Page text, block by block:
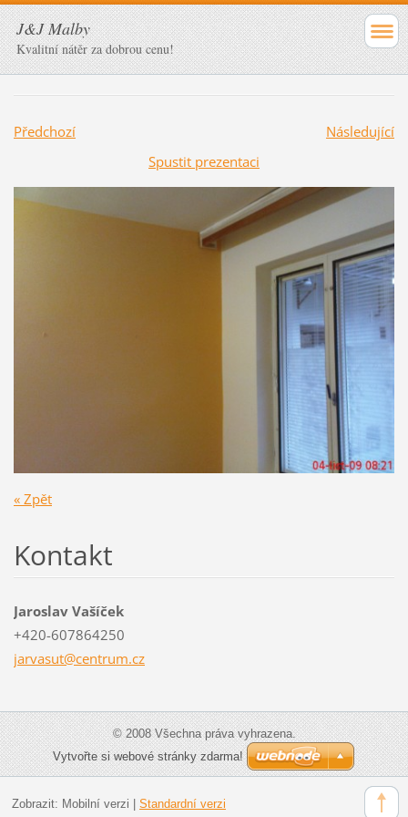
J&J Malby
Kvalitní nátěr za dobrou cenu!
Předchozí
Následující
Spustit prezentaci
« Zpět
Kontakt
Jaroslav Vašíček
+420-607864250
jarvasut@centrum.cz
© 2008 Všechna práva vyhrazena.
Vytvořte si webové stránky zdarma!
Zobrazit: Mobilní verzi Standardní verzi